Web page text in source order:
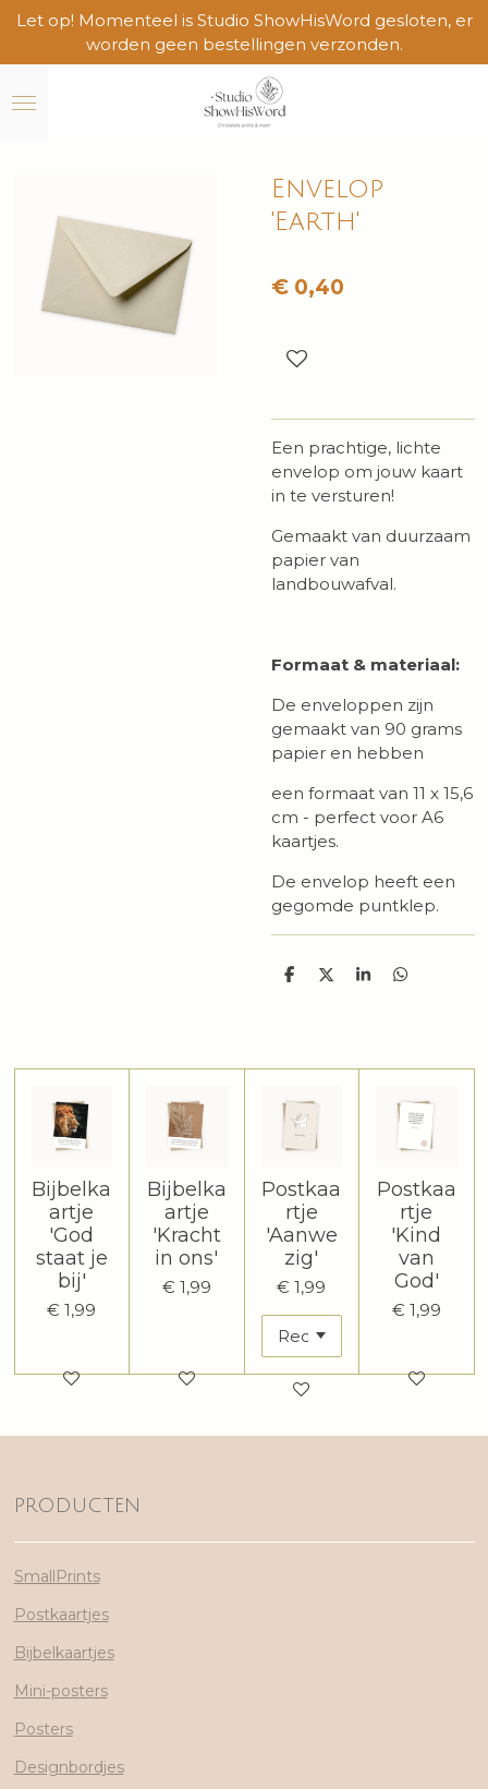
Ga
naar
de
Let op! Momenteel is Studio ShowHisWord gesloten, er
worden geen bestellingen verzonden.
Envelop
'Earth'
€ 0,40
Een prachtige, lichte
envelop om jouw kaart
in te versturen!
Gemaakt van duurzaam
papier van
landbouwafval.
Formaat & materiaal:
De enveloppen zijn
gemaakt van 90 grams
papier en hebben
een formaat van 11 x 15,6
cm - perfect voor A6
kaartjes.
De envelop heeft een
gegomde puntklep.
D
D
S
D
Bijbelka
artje
'God
staat je
bij'
€ 1,99
Bijbelka
artje
'Kracht
in ons'
€ 1,99
Postkaa
rtje
'Aanwe
zig'
€ 1,99
Postkaa
rtje
'Kind
van
God'
€ 1,99
PRODUCTEN
SmallPrints
Postkaartjes
Bijbelkaartjes
Mini-posters
Posters
Designbordjes